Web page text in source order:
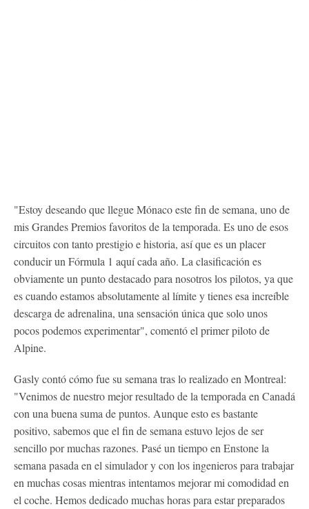
"Estoy deseando que llegue Mónaco este fin de semana, uno de
mis Grandes Premios favoritos de la temporada. Es uno de esos
circuitos con tanto prestigio e historia, así que es un placer
conducir un Fórmula 1 aquí cada año. La clasificación es
obviamente un punto destacado para nosotros los pilotos, ya que
es cuando estamos absolutamente al límite y tienes esa increíble
descarga de adrenalina, una sensación única que solo unos
pocos podemos experimentar", comentó el primer piloto de
Alpine.
Gasly contó cómo fue su semana tras lo realizado en Montreal:
"Venimos de nuestro mejor resultado de la temporada en Canadá
con una buena suma de puntos. Aunque esto es bastante
positivo, sabemos que el fin de semana estuvo lejos de ser
sencillo por muchas razones. Pasé un tiempo en Enstone la
semana pasada en el simulador y con los ingenieros para trabajar
en muchas cosas mientras intentamos mejorar mi comodidad en
el coche. Hemos dedicado muchas horas para estar preparados